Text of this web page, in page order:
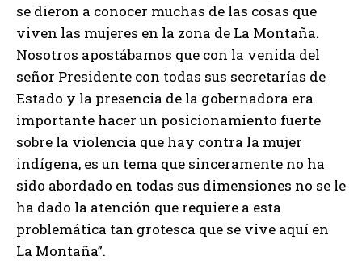
se dieron a conocer muchas de las cosas que
viven las mujeres en la zona de La Montaña.
Nosotros apostábamos que con la venida del
señor Presidente con todas sus secretarías de
Estado y la presencia de la gobernadora era
importante hacer un posicionamiento fuerte
sobre la violencia que hay contra la mujer
indígena, es un tema que sinceramente no ha
sido abordado en todas sus dimensiones no se le
ha dado la atención que requiere a esta
problemática tan grotesca que se vive aquí en
La Montaña”.